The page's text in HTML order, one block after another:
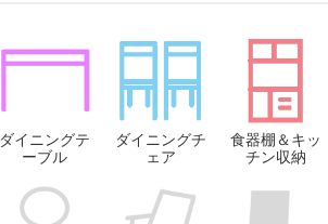
ダイニングテ
ーブル
ダイニングチ
ェア
食器棚＆キッ
チン収納